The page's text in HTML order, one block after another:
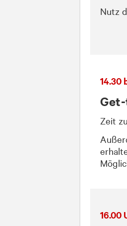
Nutz
14.30
Zeit
16.00